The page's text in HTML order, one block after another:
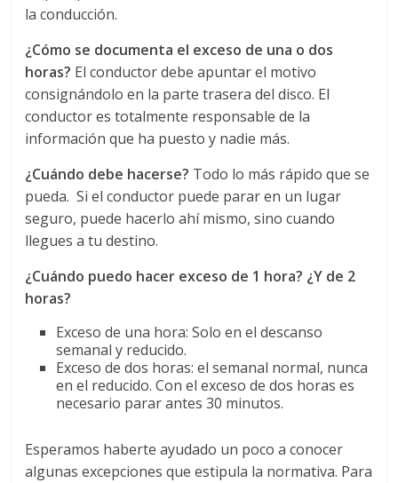
y
M
a
q
u
r
la conducción.
¿Cómo se documenta el exceso de una o dos
horas? El conductor debe apuntar el motivo
consignándolo en la parte trasera del disco. El
conductor es totalmente responsable de la
información que ha puesto y nadie más.
¿Cuándo debe hacerse? Todo lo más rápido que se
pueda. Si el conductor puede parar en un lugar
seguro, puede hacerlo ahí mismo, sino cuando
llegues a tu destino.
¿Cuándo puedo hacer exceso de 1 hora? ¿Y de 2
horas?
Exceso de una hora: Solo en el descanso
semanal y reducido.
Exceso de dos horas: el semanal normal, nunca
en el reducido. Con el exceso de dos horas es
necesario parar antes 30 minutos.
Esperamos haberte ayudado un poco a conocer
algunas excepciones que estipula la normativa. Para